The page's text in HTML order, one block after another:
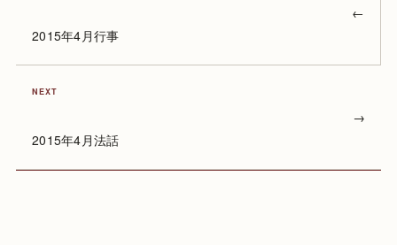
2015年4月行事
←
NEXT
2015年4月法話
→